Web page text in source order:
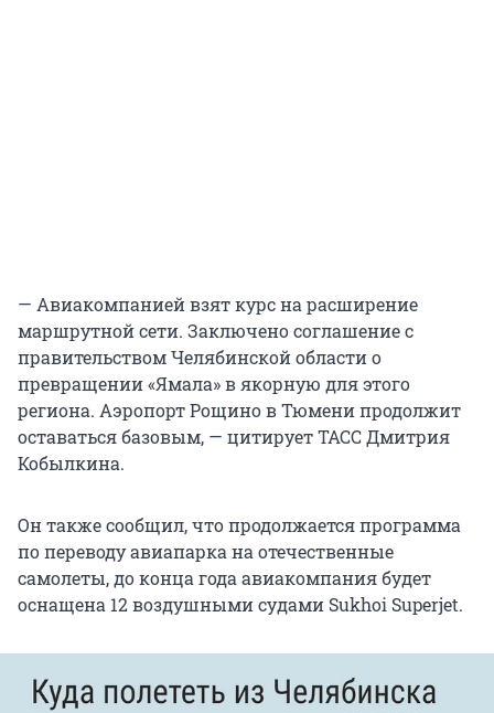
— Авиакомпанией взят курс на расширение
маршрутной сети. Заключено соглашение с
правительством Челябинской области о
превращении «Ямала» в якорную для этого
региона. Аэропорт Рощино в Тюмени продолжит
оставаться базовым, — цитирует ТАСС Дмитрия
Кобылкина.
Он также сообщил, что продолжается программа
по переводу авиапарка на отечественные
самолеты, до конца года авиакомпания будет
оснащена 12 воздушными судами Sukhoi Superjet.